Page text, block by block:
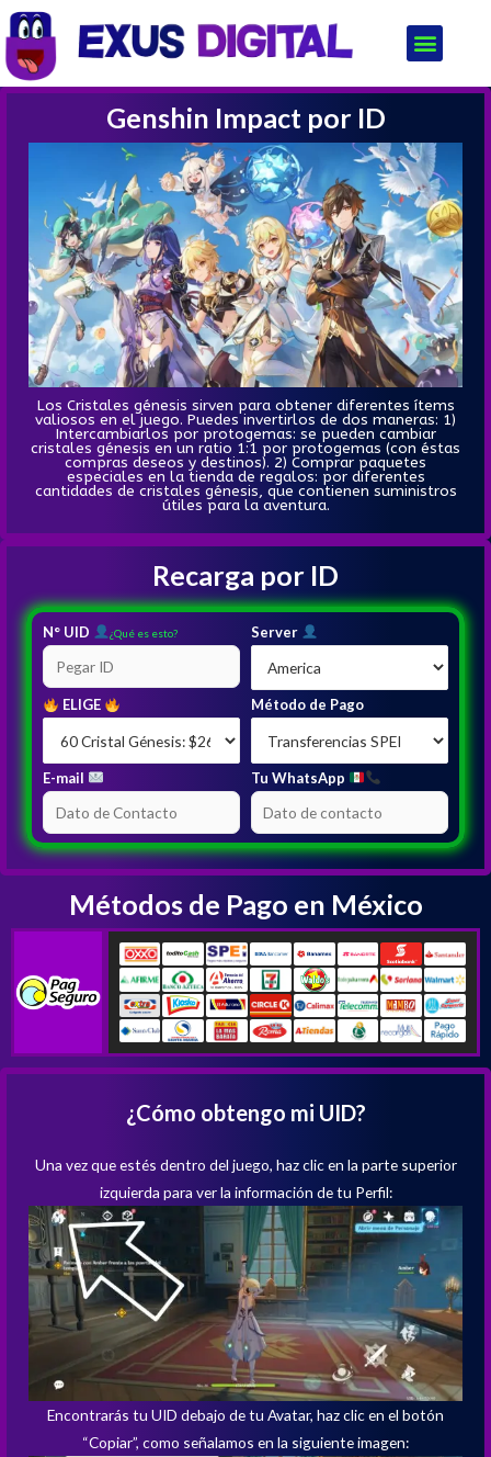
Genshin Impact por ID
Los Cristales génesis sirven para obtener diferentes ítems
valiosos en el juego. Puedes invertirlos de dos maneras: 1)
Intercambiarlos por protogemas: se pueden cambiar
cristales génesis en un ratio 1:1 por protogemas (con éstas
compras deseos y destinos). 2) Comprar paquetes
especiales en la tienda de regalos: por diferentes
cantidades de cristales génesis, que contienen suministros
útiles para la aventura.
Recarga por ID
N° UID ¿Qué es esto? Server
ELIGE Método de Pago
E-mail Tu WhatsApp
Métodos de Pago en México
¿Cómo obtengo mi UID?
Una vez que estés dentro del juego, haz clic en la parte superior
izquierda para ver la información de tu Perfil:
Encontrarás tu UID debajo de tu Avatar, haz clic en el botón
“Copiar”, como señalamos en la siguiente imagen: